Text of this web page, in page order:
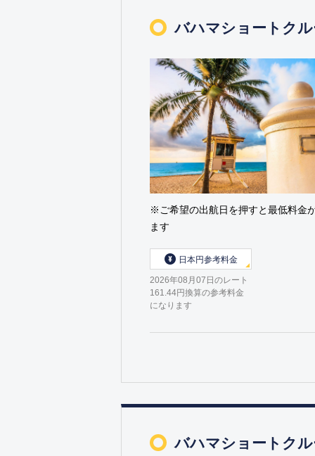
バハマショートク
※ご希望の出航日を押すと最低料金
ます
日本円参考料金
2026年08月07日のレート
161.44円換算の参考料金
になります
バハマショートク